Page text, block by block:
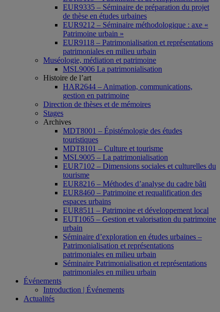
EUR9335 – Séminaire de préparation du projet
de thèse en études urbaines
EUR9212 – Séminaire méthodologique : axe «
Patrimoine urbain »
EUR9118 – Patrimonialisation et représentations
patrimoniales en milieu urbain
Muséologie, médiation et patrimoine
MSL9006 La patrimonialisation
Histoire de l’art
HAR2644 – Animation, communications,
gestion en patrimoine
Direction de thèses et de mémoires
Stages
Archives
MDT8001 – Épistémologie des études
touristiques
MDT8101 – Culture et tourisme
MSL9005 – La patrimonialisation
EUR7102 – Dimensions sociales et culturelles du
tourisme
EUR8216 – Méthodes d’analyse du cadre bâti
EUR8460 – Patrimoine et requalification des
espaces urbains
EUR8511 – Patrimoine et développement local
EUT1065 – Gestion et valorisation du patrimoine
urbain
Séminaire d’exploration en études urbaines –
Patrimonialisation et représentations
patrimoniales en milieu urbain
Séminaire Patrimonialisation et représentations
patrimoniales en milieu urbain
Événements
Introduction | Événements
Actualités